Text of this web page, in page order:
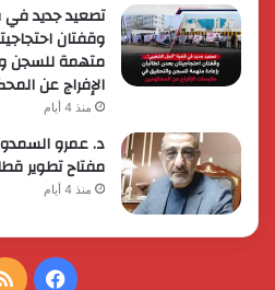
تصعيد جديد في
وقفتان
متهمة للسجن
الإفراج عن
منذ 4 أيام
د. عمرو
مفتاح تطوير
منذ 4 أيام